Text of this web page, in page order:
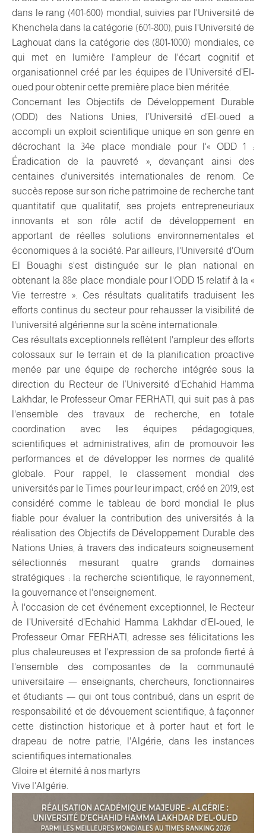
dans le rang (401-600) mondial, suivies par l'Université de
Khenchela dans la catégorie (601-800), puis l'Université de
Laghouat dans la catégorie des (801-1000) mondiales, ce
qui met en lumière l'ampleur de l'écart cognitif et
organisationnel créé par les équipes de l’Université d’El-
oued pour obtenir cette première place bien méritée.
Concernant les Objectifs de Développement Durable
(ODD) des Nations Unies, l’Université d’El-oued a
accompli un exploit scientifique unique en son genre en
décrochant la 34e place mondiale pour l'« ODD 1 :
Éradication de la pauvreté », devançant ainsi des
centaines d'universités internationales de renom. Ce
succès repose sur son riche patrimoine de recherche tant
quantitatif que qualitatif, ses projets entrepreneuriaux
innovants et son rôle actif de développement en
apportant de réelles solutions environnementales et
économiques à la société. Par ailleurs, l'Université d'Oum
El Bouaghi s'est distinguée sur le plan national en
obtenant la 88e place mondiale pour l'ODD 15 relatif à la «
Vie terrestre ». Ces résultats qualitatifs traduisent les
efforts continus du secteur pour rehausser la visibilité de
l'université algérienne sur la scène internationale.
Ces résultats exceptionnels reflètent l'ampleur des efforts
colossaux sur le terrain et de la planification proactive
menée par une équipe de recherche intégrée sous la
direction du Recteur de l’Université d’Echahid Hamma
Lakhdar, le Professeur Omar FERHATI, qui suit pas à pas
l'ensemble des travaux de recherche, en totale
coordination avec les équipes pédagogiques,
scientifiques et administratives, afin de promouvoir les
performances et de développer les normes de qualité
globale. Pour rappel, le classement mondial des
universités par le Times pour leur impact, créé en 2019, est
considéré comme le tableau de bord mondial le plus
fiable pour évaluer la contribution des universités à la
réalisation des Objectifs de Développement Durable des
Nations Unies, à travers des indicateurs soigneusement
sélectionnés mesurant quatre grands domaines
stratégiques : la recherche scientifique, le rayonnement,
la gouvernance et l'enseignement.
À l'occasion de cet événement exceptionnel, le Recteur
de l’Université d’Echahid Hamma Lakhdar d’El-oued, le
Professeur Omar FERHATI, adresse ses félicitations les
plus chaleureuses et l'expression de sa profonde fierté à
l'ensemble des composantes de la communauté
universitaire — enseignants, chercheurs, fonctionnaires
et étudiants — qui ont tous contribué, dans un esprit de
responsabilité et de dévouement scientifique, à façonner
cette distinction historique et à porter haut et fort le
drapeau de notre patrie, l'Algérie, dans les instances
scientifiques internationales.
Gloire et éternité à nos martyrs
Vive l'Algérie.